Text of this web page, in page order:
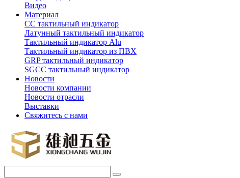
Видео
Материал
СС тактильный индикатор
Латунный тактильный индикатор
Тактильный индикатор Alu
Тактильный индикатор из ПВХ
GRP тактильный индикатор
SGCC тактильный индикатор
Новости
Новости компании
Новости отрасли
Выставки
Свяжитесь с нами